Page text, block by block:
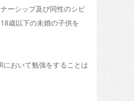
ーシップ及び同性のシビ
歳以下の未婚の子供を
において勉強をすることは